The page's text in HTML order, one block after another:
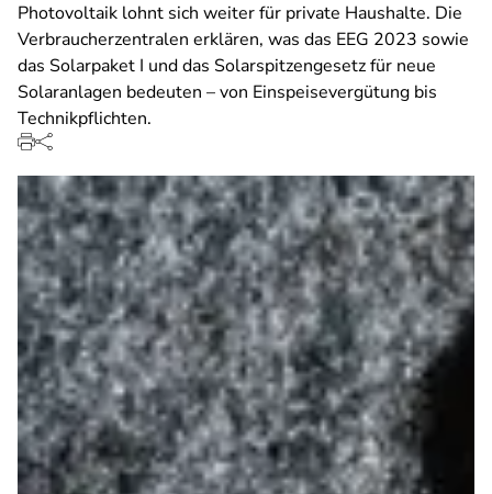
Photovoltaik lohnt sich weiter für private Haushalte. Die
Verbraucherzentralen erklären, was das EEG 2023 sowie
das Solarpaket I und das Solarspitzengesetz für neue
Solaranlagen bedeuten – von Einspeisevergütung bis
Technikpflichten.